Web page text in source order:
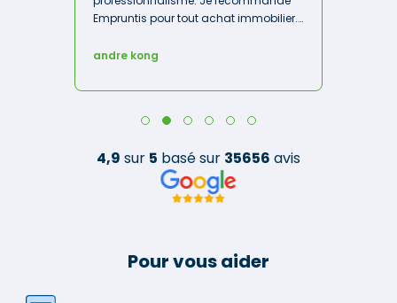
Empruntis pour tout achat immobilier.
andre kong
4,9 sur 5 basé sur 35656 avis
Pour vous aider